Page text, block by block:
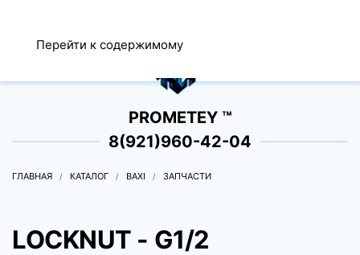
Перейти к содержимому
0
PROMETEY ™
8(921)960-42-04
ГЛАВНАЯ КАТАЛОГ BAXI ЗАПЧАСТИ
LOCKNUT - G1/2